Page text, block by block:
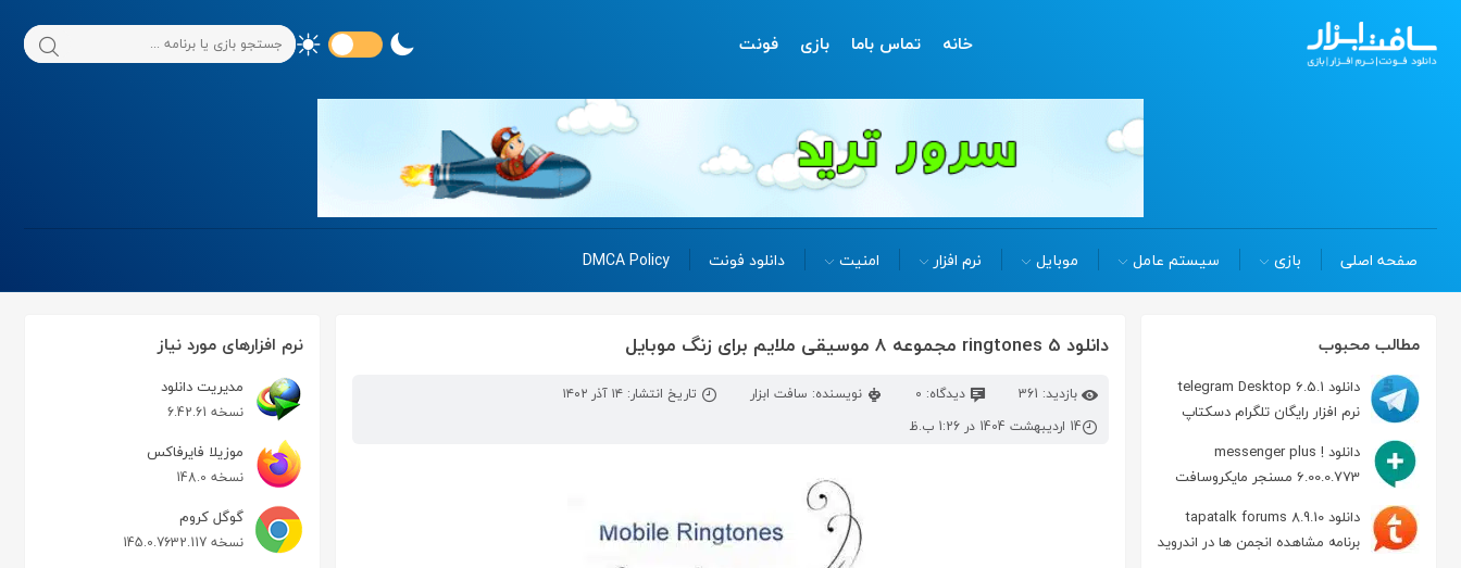
خانه تماس باما بازی فونت
صفحه اصلی بازی سیستم عامل موبایل نرم افزار امنیت دانلود فونت DMCA Policy
مطالب محبوب
دانلود telegram Desktop 6.5.1
نرم افزار رایگان تلگرام دسکتاپ
دانلود messenger plus !
6.00.0.773 مسنجر مایکروسافت
دانلود tapatalk forums 8.9.10
برنامه مشاهده انجمن ها در اندروید
دانلود ringtones 5 مجموعه 8 موسیقی ملایم برای زنگ موبایل
بازدید: 361 دیدگاه: 0 نویسنده: سافت ابزار
تاریخ انتشار: ۱۴ آذر ۱۴۰۲
14 اردیبهشت 1404 در 1:26 ب.ظ
نرم افزارهای مورد نیاز
مدیریت دانلود
نسخه 6.42.61
موزیلا فایرفاکس
نسخه 148.0
گوگل کروم
نسخه 145.0.7632.117